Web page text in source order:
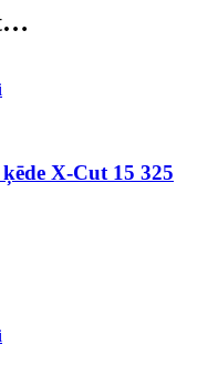
X-Cut 15 325